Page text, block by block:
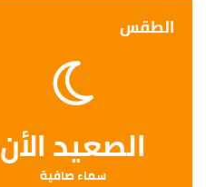
الطقس
الصعيد الأن
سماء صافية